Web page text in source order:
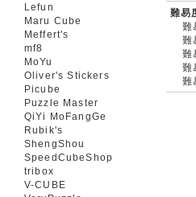
Lefun
Maru Cube
Meffert's
mf8
MoYu
Oliver's Stickers
Picube
Puzzle Master
QiYi MoFangGe
Rubik's
ShengShou
SpeedCubeShop
tribox
V-CUBE
難易
難
難
難
難
難